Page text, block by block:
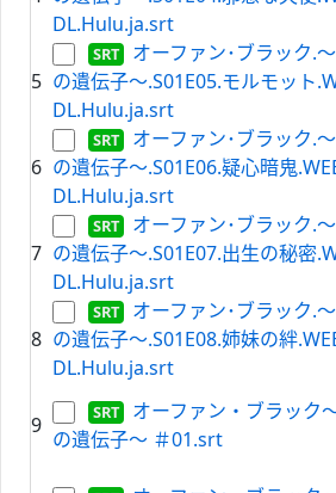
DL.Hulu.ja.srt
5
オーファン･ブラック.
の遺伝子～.S01E05.モルモット
DL.Hulu.ja.srt
6
オーファン･ブラック.
の遺伝子～.S01E06.疑心暗鬼
DL.Hulu.ja.srt
7
オーファン･ブラック.
の遺伝子～.S01E07.出生の秘密
DL.Hulu.ja.srt
8
オーファン･ブラック.
の遺伝子～.S01E08.姉妹の絆
DL.Hulu.ja.srt
9
オーファン・ブラック
の遺伝子～ ＃01.srt